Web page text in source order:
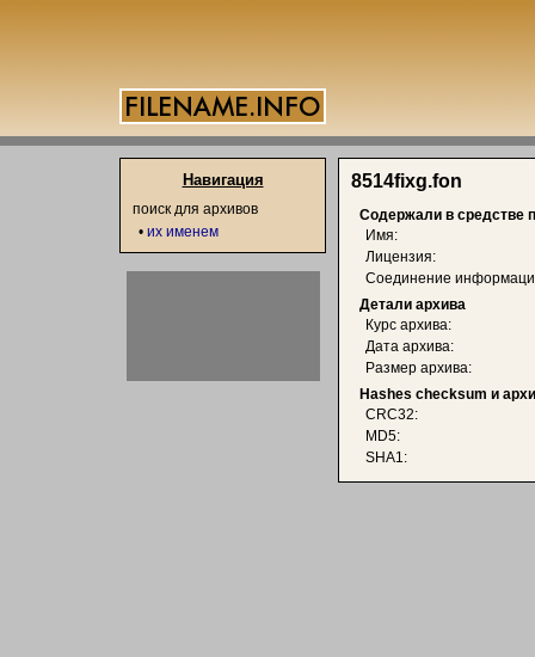
8514fixg.fon
Содержали в средстве
Имя:
Лицензия:
Соединение
Детали архива
Курс архива:
Дата архива:
Размер архива:
Hashes checksum и
CRC32:
MD5:
SHA1:
Навигация
поиск для архивов
• их именем